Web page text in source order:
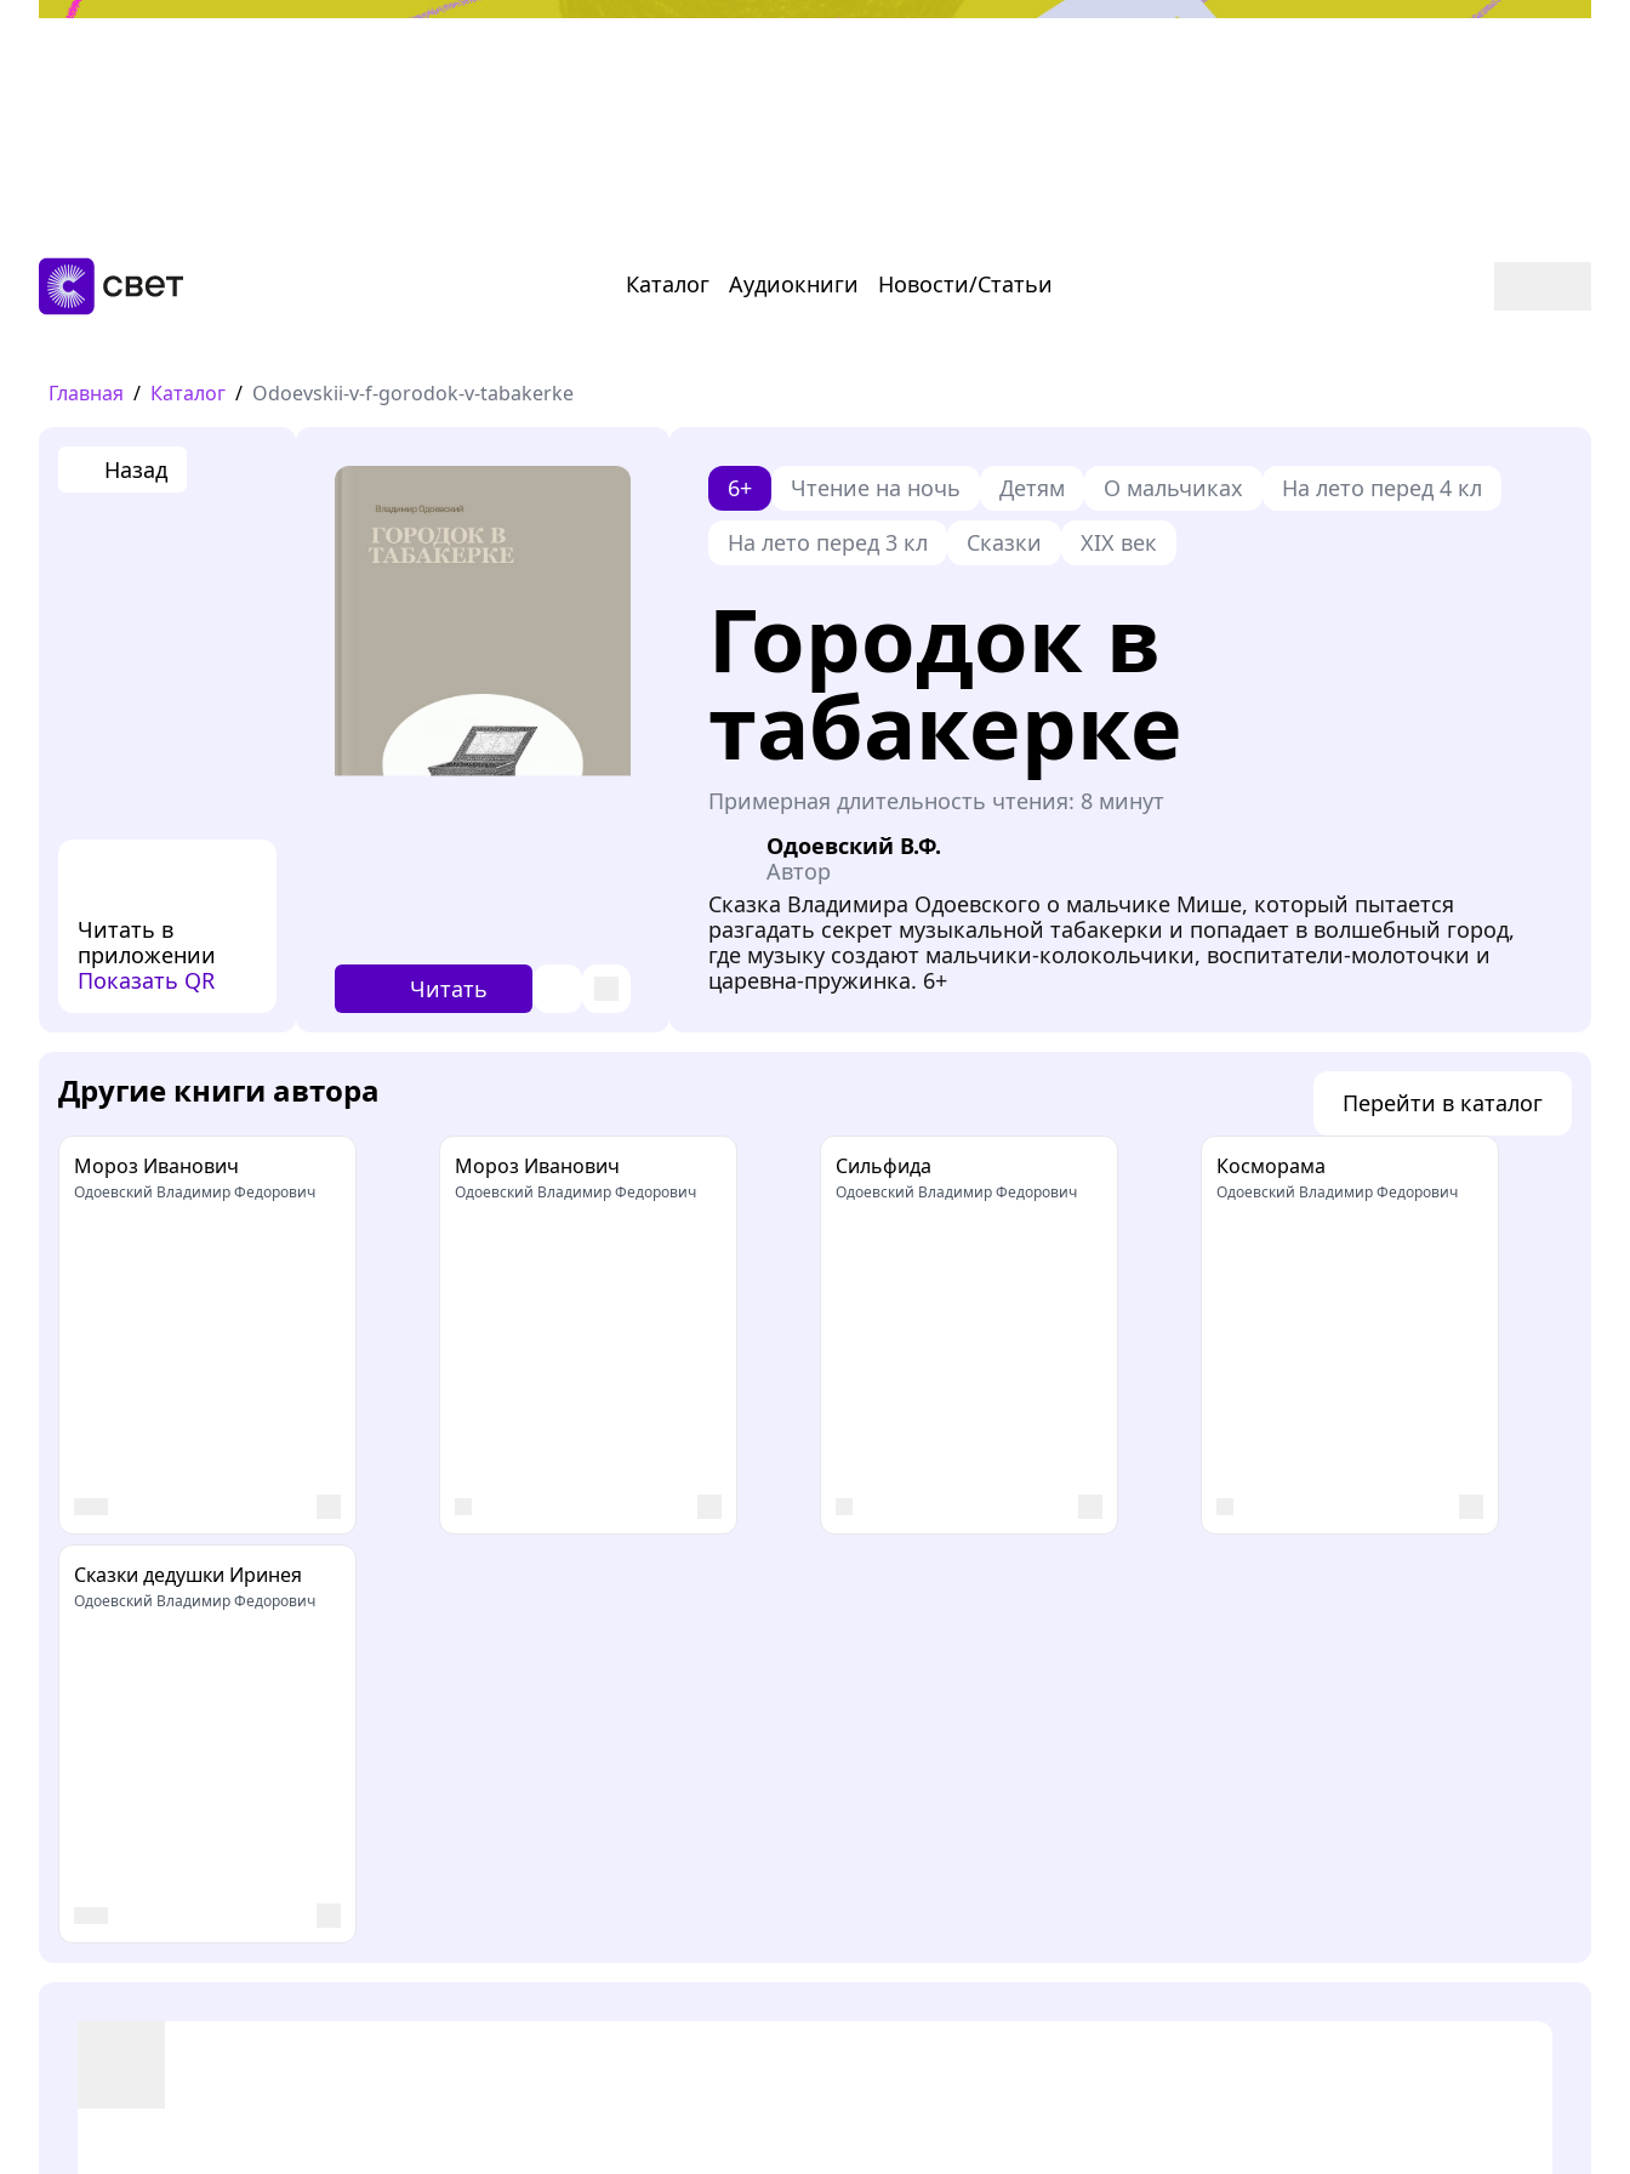
Дружба, любовь, взросление
Каталог Аудиокниги Новости/Статьи
Главная / Каталог / Odoevskii-v-f-gorodok-v-tabakerke
Назад
Читать в
приложении
Показать QR
Читать
6+ Чтение на ночь Детям О мальчиках
На лето перед 4 кл
На лето перед 3 кл
Сказки XIX век
Городок в
табакерке
Примерная длительность чтения: 8 минут
Одоевский В.Ф.
Автор
Сказка Владимира Одоевского о мальчике Мише, который пытается
разгадать секрет музыкальной табакерки и попадает в волшебный город,
где музыку создают мальчики-колокольчики, воспитатели-молоточки и
царевна-пружинка. 6+
Другие книги автора Перейти в каталог
Мороз Иванович
Одоевский Владимир Федорович
Мороз Иванович
Одоевский Владимир Федорович
Сильфида
Одоевский Владимир Федорович
Косморама
Одоевский Владимир Федорович
Сказки дедушки Иринея
Одоевский Владимир Федорович